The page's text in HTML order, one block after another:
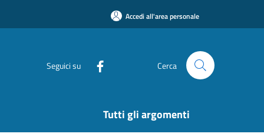
Accedi all'area personale
Seguici su Cerca
Tutti gli argomenti